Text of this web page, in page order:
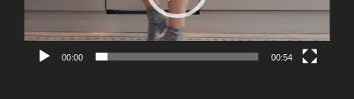
00:00 00:54